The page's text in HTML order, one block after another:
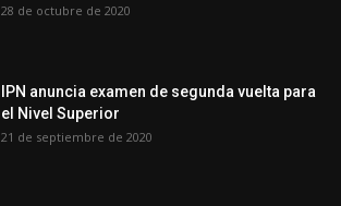
28 de octubre de 2020
IPN anuncia examen de segunda vuelta para
el Nivel Superior
21 de septiembre de 2020